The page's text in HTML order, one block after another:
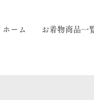
ホーム お着物商品一